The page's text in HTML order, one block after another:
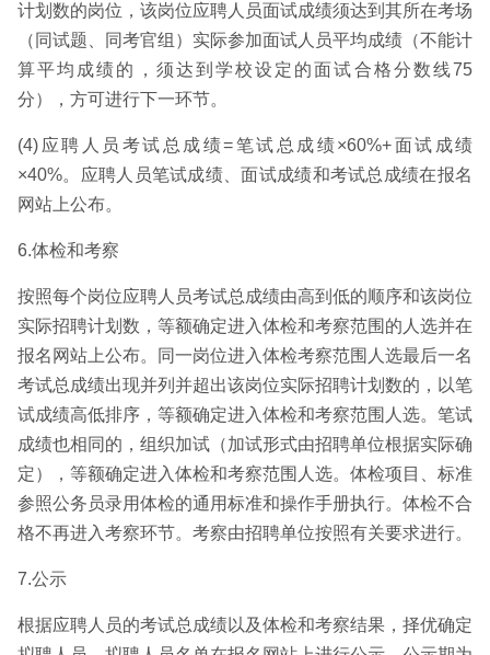
计划数的岗位，该岗位应聘人员面试成绩须达到其所在考场
（同试题、同考官组）实际参加面试人员平均成绩（不能计
算平均成绩的，须达到学校设定的面试合格分数线75
分），方可进行下一环节。
(4)应聘人员考试总成绩=笔试总成绩×60%+面试成绩
×40%。应聘人员笔试成绩、面试成绩和考试总成绩在报名
网站上公布。
6.体检和考察
按照每个岗位应聘人员考试总成绩由高到低的顺序和该岗位
实际招聘计划数，等额确定进入体检和考察范围的人选并在
报名网站上公布。同一岗位进入体检考察范围人选最后一名
考试总成绩出现并列并超出该岗位实际招聘计划数的，以笔
试成绩高低排序，等额确定进入体检和考察范围人选。笔试
成绩也相同的，组织加试（加试形式由招聘单位根据实际确
定），等额确定进入体检和考察范围人选。体检项目、标准
参照公务员录用体检的通用标准和操作手册执行。体检不合
格不再进入考察环节。考察由招聘单位按照有关要求进行。
7.公示
根据应聘人员的考试总成绩以及体检和考察结果，择优确定